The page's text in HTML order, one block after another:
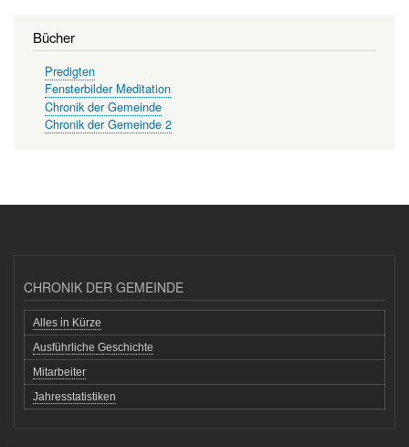
Bücher
Predigten
Fensterbilder Meditation
Chronik der Gemeinde
Chronik der Gemeinde 2
CHRONIK DER GEMEINDE
Alles in Kürze
Ausführliche Geschichte
Mitarbeiter
Jahresstatistiken